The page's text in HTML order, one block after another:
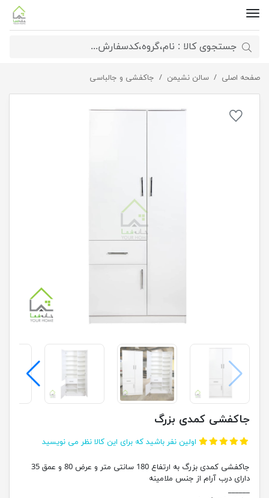
صفحه اصلی سالن نشیمن جاکفشی و جالباسی جاکفشی کمدی بزرگ
جاکفشی کمدی بزرگ
اولین نفر باشید که برای این کالا نظر می نویسید
جاکفشی کمدی بزرگ به ارتفاع 180 سانتی متر و عرض 80 و عمق 35
دارای درب آرام از جنس ملامینه
______